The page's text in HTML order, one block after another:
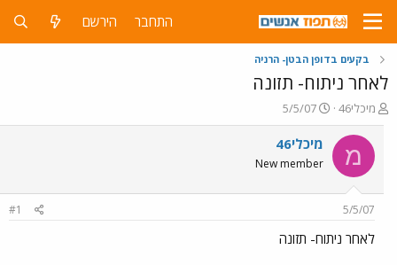
התחבר הירשם
בקעים בדופן הבטן- הרניה
לאחר ניתוח- תזונה
פ
ו
ת
ח
ה
ש
א
מיכלי46
פ
ו
ר
ם
ר
5/5/07
מ מיכלי46
New member
5/5/07
#1
לאחר ניתוח- תזונה